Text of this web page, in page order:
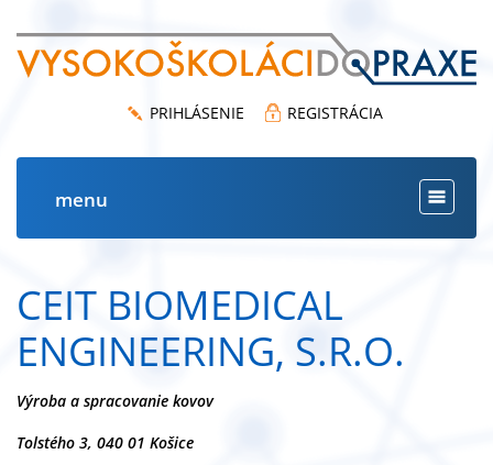
PRIHLÁSENIE REGISTRÁCIA
Toggle
menu
CEIT BIOMEDICAL
ENGINEERING, S.R.O.
Výroba a spracovanie kovov
Tolstého 3, 040 01 Košice